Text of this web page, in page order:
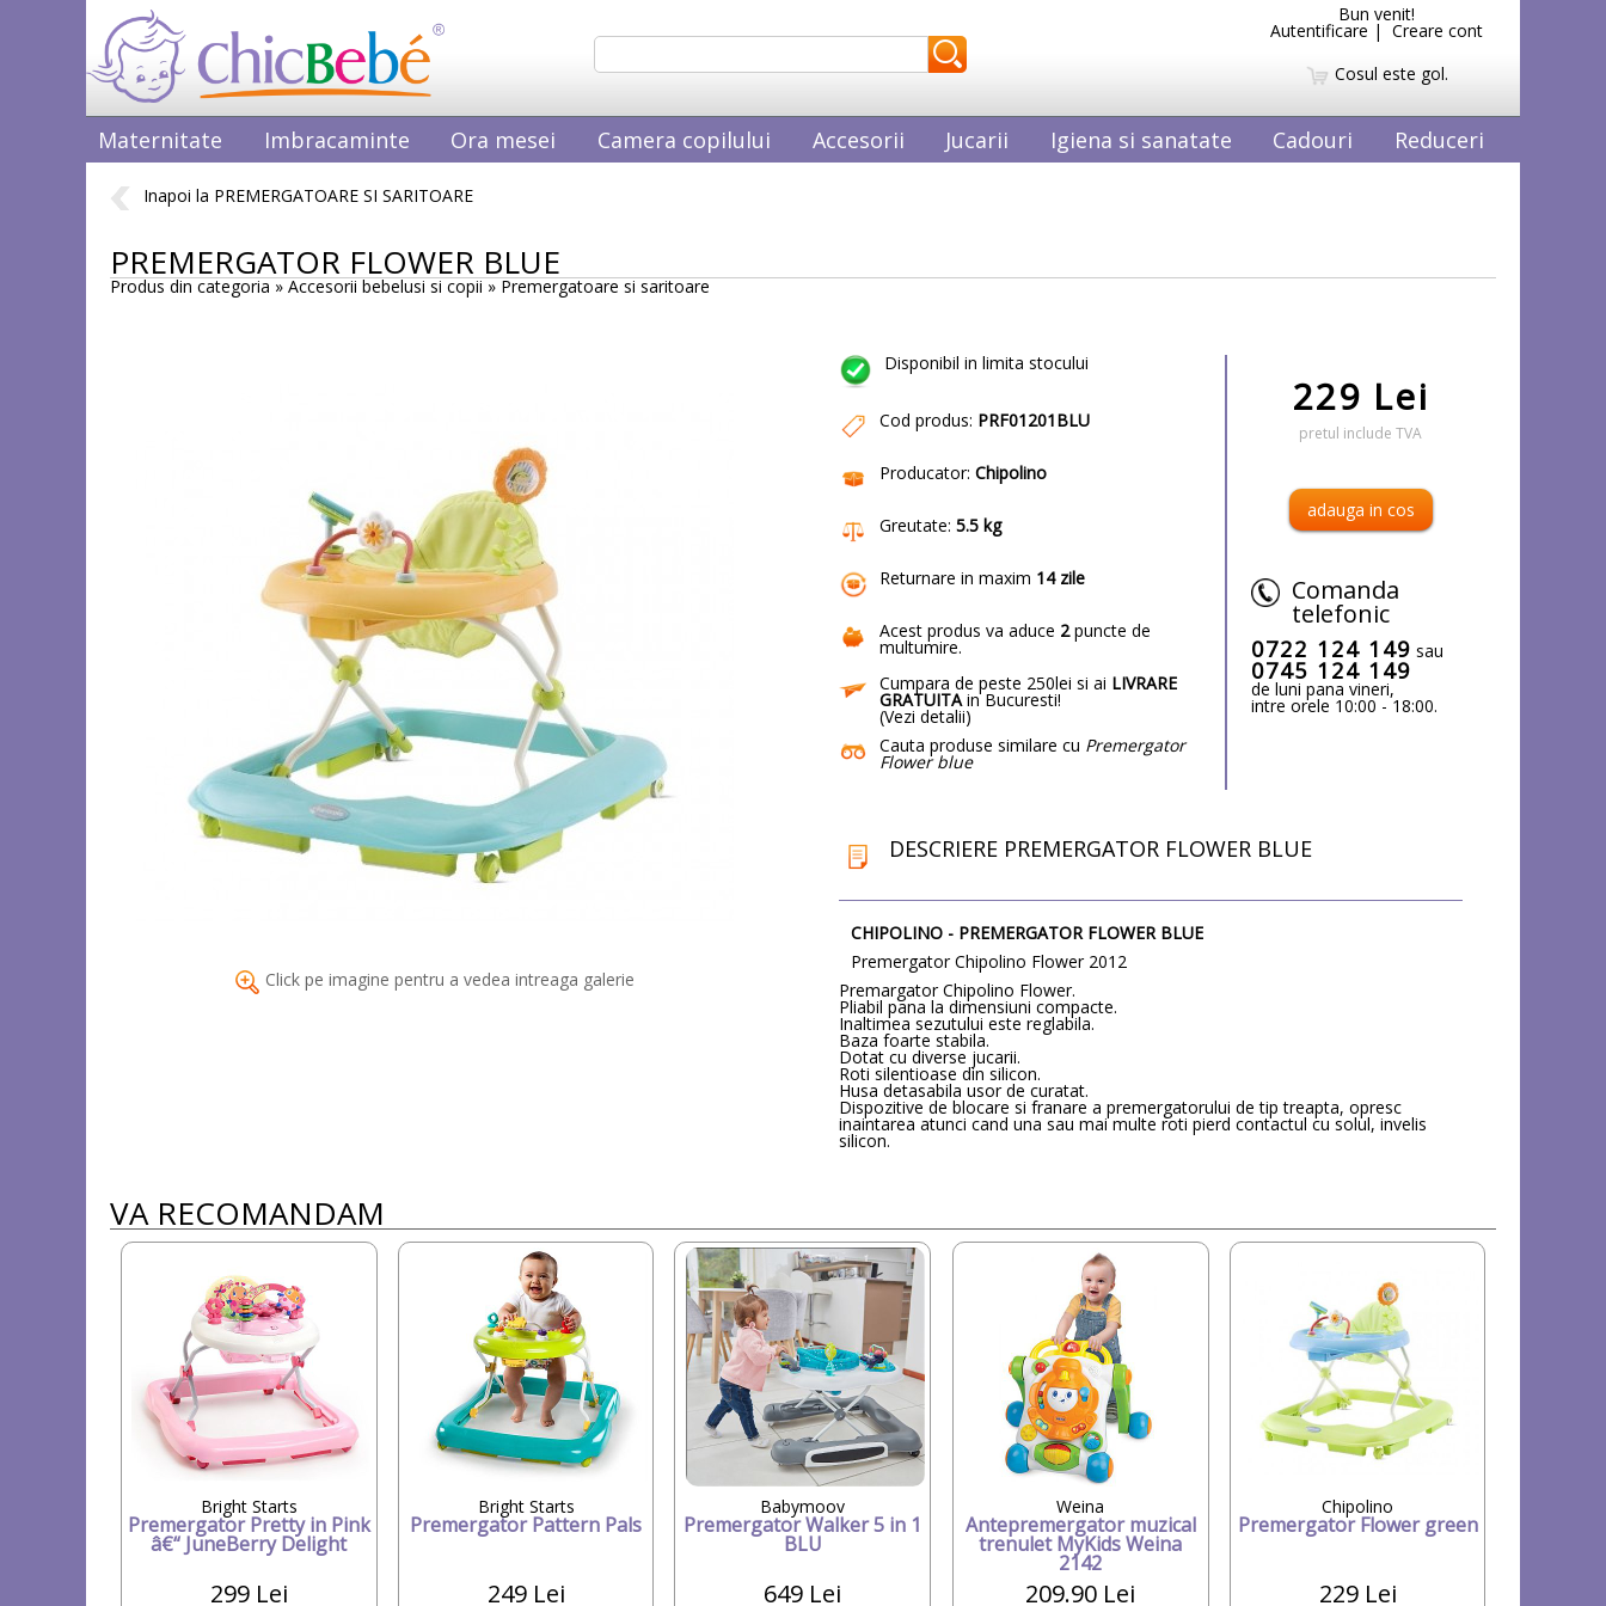
Bun venit!
Autentificare | Creare cont
Cosul este gol.
Maternitate Imbracaminte Ora mesei Camera copilului Accesorii Jucarii Igiena si sanatate Cadouri Reduceri
Inapoi la PREMERGATOARE SI SARITOARE
PREMERGATOR FLOWER BLUE
Produs din categoria » Accesorii bebelusi si copii »Premergatoare si saritoare
Click pe imagine pentru a vedea intreaga galerie
Disponibil in limita stocului
Cod produs: PRF01201BLU
Producator: Chipolino
Greutate: 5.5 kg
Returnare in maxim 14 zile
Acest produs va aduce 2puncte de
multumire.
Cumpara de peste 250lei si ai LIVRARE
GRATUITA in Bucuresti!
(Vezi detalii)
Cauta produse similare cu Premergator
Flower blue
229 Lei
pretul include TVA
Comanda
telefonic
0722 124 149 sau
0745 124 149
de luni pana vineri,
intre orele 10:00 - 18:00.
DESCRIERE PREMERGATOR FLOWER BLUE
CHIPOLINO - PREMERGATOR FLOWER BLUE
Premergator Chipolino Flower 2012
Premargator Chipolino Flower.
Pliabil pana la dimensiuni compacte.
Inaltimea sezutului este reglabila.
Baza foarte stabila.
Dotat cu diverse jucarii.
Roti silentioase din silicon.
Husa detasabila usor de curatat.
Dispozitive de blocare si franare a premergatorului de tip treapta, opresc
inaintarea atunci cand una sau mai multe roti pierd contactul cu solul, invelis
silicon.
VA RECOMANDAM
Bright Starts
Premergator Pretty in Pink
â€“ JuneBerry Delight
299 Lei
Bright Starts
Premergator Pattern Pals
249 Lei
Babymoov
Premergator Walker 5 in 1
BLU
649 Lei
Weina
Antepremergator muzical
trenulet MyKids Weina
2142
209.90 Lei
Chipolino
Premergator Flower green
229 Lei